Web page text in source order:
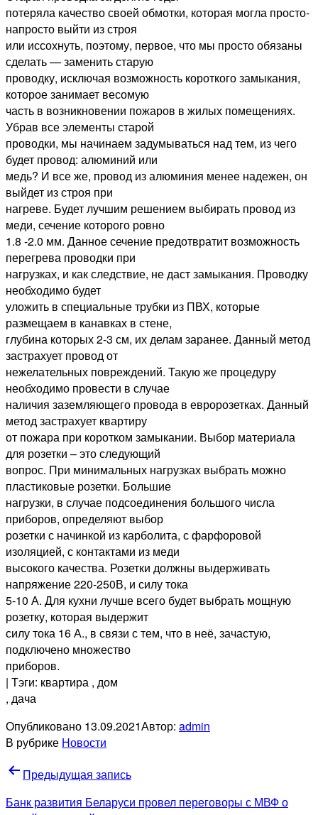
потеряла качество своей обмотки, которая могла просто-
напросто выйти из строя
или иссохнуть, поэтому, первое, что мы просто обязаны
сделать — заменить старую
проводку, исключая возможность короткого замыкания,
которое занимает весомую
часть в возникновении пожаров в жилых помещениях.
Убрав все элементы старой
проводки, мы начинаем задумываться над тем, из чего
будет провод: алюминий или
медь? И все же, провод из алюминия менее надежен, он
выйдет из строя при
нагреве. Будет лучшим решением выбирать провод из
меди, сечение которого ровно
1.8 -2.0 мм. Данное сечение предотвратит возможность
перегрева проводки при
нагрузках, и как следствие, не даст замыкания. Проводку
необходимо будет
уложить в специальные трубки из ПВХ, которые
размещаем в канавках в стене,
глубина которых 2-3 см, их делам заранее. Данный метод
застрахует провод от
нежелательных повреждений. Такую же процедуру
необходимо провести в случае
наличия заземляющего провода в евророзетках. Данный
метод застрахует квартиру
от пожара при коротком замыкании. Выбор материала
для розетки – это следующий
вопрос. При минимальных нагрузках выбрать можно
пластиковые розетки. Большие
нагрузки, в случае подсоединения большого числа
приборов, определяют выбор
розетки с начинкой из карболита, с фарфоровой
изоляцией, с контактами из меди
высокого качества. Розетки должны выдерживать
напряжение 220-250В, и силу тока
5-10 А. Для кухни лучше всего будет выбрать мощную
розетку, которая выдержит
силу тока 16 А., в связи с тем, что в неё, зачастую,
подключено множество
приборов.
| Тэги: квартира , дом
, дача
Опубликовано 13.09.2021Автор: admin
В рубрике Новости
Навигация
по
Предыдущая запись
Банк развития Беларуси провел переговоры с МВФ о